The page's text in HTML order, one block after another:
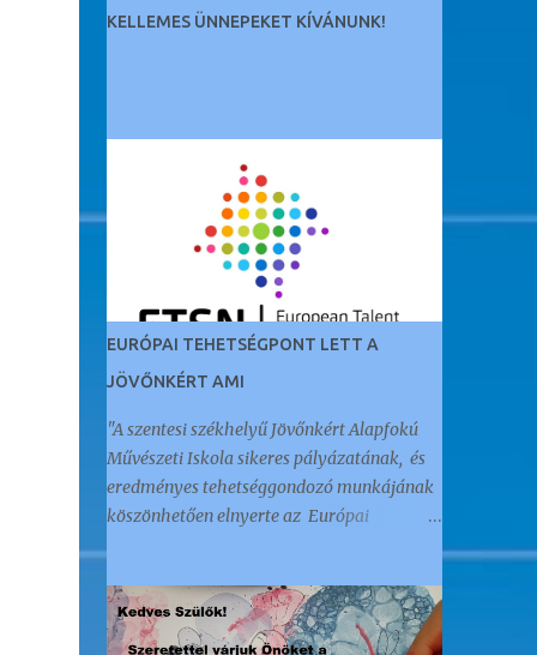
KELLEMES ÜNNEPEKET KÍVÁNUNK!
EURÓPAI TEHETSÉGPONT LETT A
JÖVŐNKÉRT AMI
"A szentesi székhelyű Jövőnkért Alapfokú
Művészeti Iskola sikeres pályázatának, és
eredményes tehetséggondozó munkájának
köszönhetően elnyerte az Európai
intézményt a napokban értesítették arról,
hogy megkapták ezt a nemzetközi